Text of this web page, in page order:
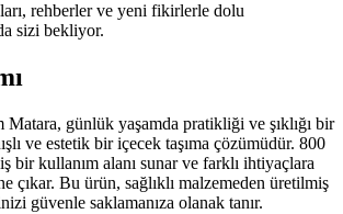
rehberler ve yeni fikirlerle dolu
sizi bekliyor.
günlük yaşamda pratikliği ve şıklığı bir
ve estetik bir içecek taşıma çözümüdür. 800
bir kullanım alanı sunar ve farklı ihtiyaçlara
çıkar. Bu ürün, sağlıklı malzemeden üretilmiş
güvenle saklamanıza olanak tanır.